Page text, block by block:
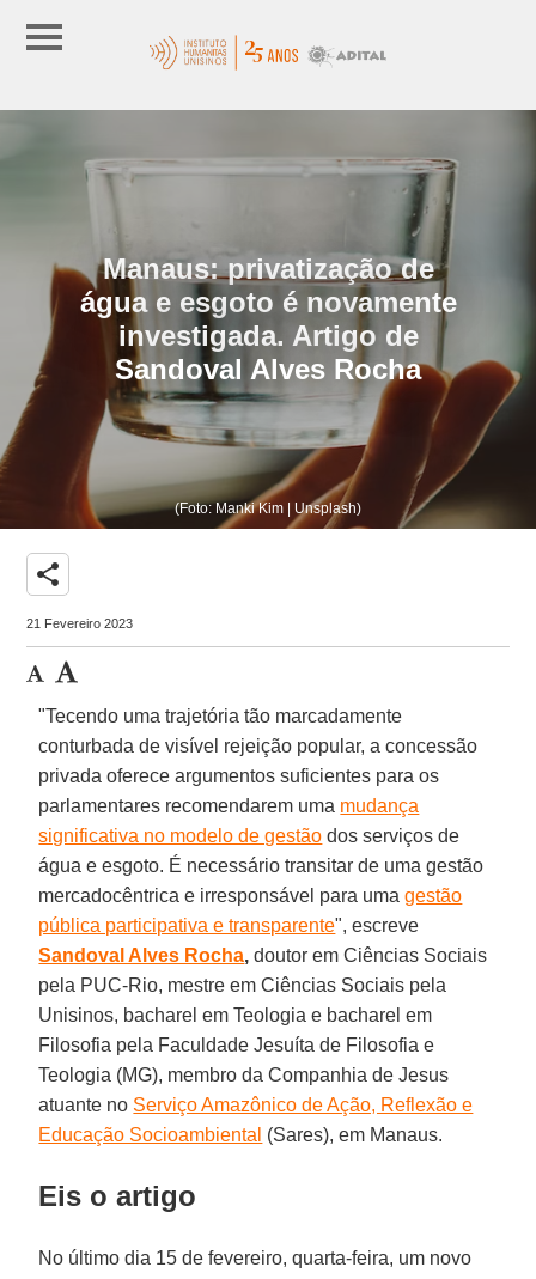
Manaus: privatização de
água e esgoto é novamente
investigada. Artigo de
Sandoval Alves Rocha
(Foto: Manki Kim | Unsplash)
share
21 Fevereiro 2023
"Tecendo uma trajetória tão marcadamente
conturbada de visível rejeição popular, a concessão
privada oferece argumentos suficientes para os
parlamentares recomendarem uma mudança
significativa no modelo de gestão dos serviços de
água e esgoto. É necessário transitar de uma gestão
mercadocêntrica e irresponsável para umagestão
pública participativa e transparente", escreve
Sandoval Alves Rocha, doutor em Ciências Sociais
pela PUC-Rio, mestre em Ciências Sociais pela
Unisinos, bacharel em Teologia e bacharel em
Filosofia pela Faculdade Jesuíta de Filosofia e
Teologia (MG), membro da Companhia de Jesus
atuante no Serviço Amazônico de Ação, Reflexão e
Educação Socioambiental (Sares), em Manaus.
Eis o artigo
No último dia 15 de fevereiro, quarta-feira, um novo